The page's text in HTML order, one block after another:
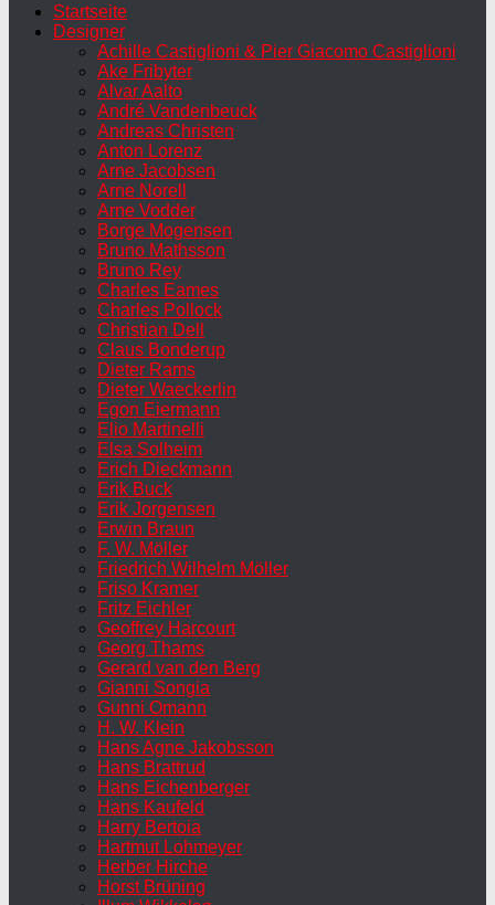
Startseite
Designer
Achille Castiglioni & Pier Giacomo Castiglioni
Ake Fribyter
Alvar Aalto
André Vandenbeuck
Andreas Christen
Anton Lorenz
Arne Jacobsen
Arne Norell
Arne Vodder
Borge Mogensen
Bruno Mathsson
Bruno Rey
Charles Eames
Charles Pollock
Christian Dell
Claus Bonderup
Dieter Rams
Dieter Waeckerlin
Egon Eiermann
Elio Martinelli
Elsa Solheim
Erich Dieckmann
Erik Buck
Erik Jorgensen
Erwin Braun
F. W. Möller
Friedrich Wilhelm Möller
Friso Kramer
Fritz Eichler
Geoffrey Harcourt
Georg Thams
Gerard van den Berg
Gianni Songia
Gunni Omann
H. W. Klein
Hans Agne Jakobsson
Hans Brattrud
Hans Eichenberger
Hans Kaufeld
Harry Bertoia
Hartmut Lohmeyer
Herber Hirche
Horst Brüning